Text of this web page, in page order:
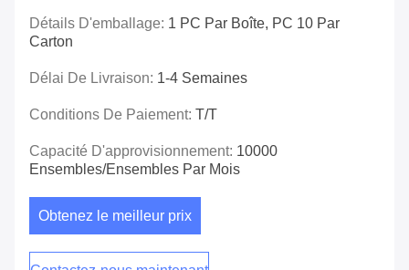
Détails D'emballage: 1 PC Par Boîte, PC 10 Par
Carton
Délai De Livraison: 1-4 Semaines
Conditions De Paiement: T/T
Capacité D'approvisionnement: 10000
Ensembles/ensembles Par Mois
Obtenez le meilleur prix